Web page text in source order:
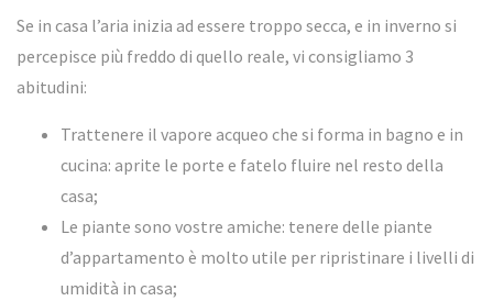
Se in casa l’aria inizia ad essere troppo secca, e in inverno si
percepisce più freddo di quello reale, vi consigliamo 3
abitudini:
Trattenere il vapore acqueo che si forma in bagno e in
cucina: aprite le porte e fatelo fluire nel resto della
casa;
Le piante sono vostre amiche: tenere delle piante
d’appartamento è molto utile per ripristinare i livelli di
umidità in casa;